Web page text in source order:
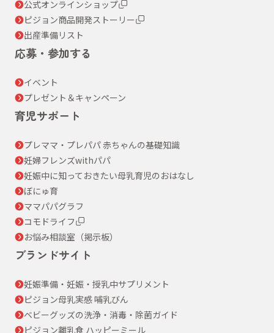
公式オンラインショップ
ピジョン商品開発ストーリー
出産準備リスト
応募・参加する
イベント
プレゼント＆キャンペーン
育児サポート
プレママ・プレパパ 赤ちゃんの基礎知識
妊婦フレンズwithパパ
妊娠中に知っておきたい母乳育児のおはなし
ぼにゅ育
ママパパグラフ
コモドライフ
お悩み相談室（掲示板）
ブランドサイト
妊娠準備・妊娠・授乳中サプリメント
ピジョン母乳実感 哺乳びん
ベビーグッズの洗浄・消毒・除菌ガイド
ピジョン離乳食 ハッピーミール